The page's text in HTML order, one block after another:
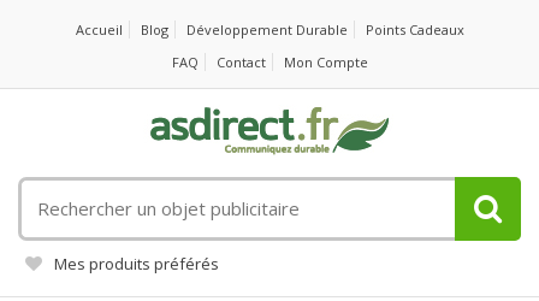
Accueil Blog Développement Durable
Points Cadeaux
FAQ
Contact Mon Compte
un
objet
publicitaire
Mes produits préférés